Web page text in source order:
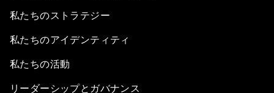
私たちのストラテジー
私たちのアイデンティティ
私たちの活動
リーダーシップとガバナンス